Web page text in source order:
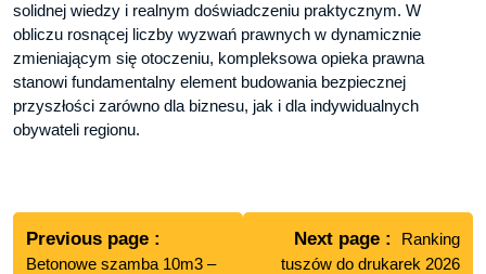
solidnej wiedzy i realnym doświadczeniu praktycznym. W
obliczu rosnącej liczby wyzwań prawnych w dynamicznie
zmieniającym się otoczeniu, kompleksowa opieka prawna
stanowi fundamentalny element budowania bezpiecznej
przyszłości zarówno dla biznesu, jak i dla indywidualnych
obywateli regionu.
wpisu
Previous page
post:
Betonowe szamba 10m3 –
Next page
Next
post:
Ranking
tuszów do drukarek 2026